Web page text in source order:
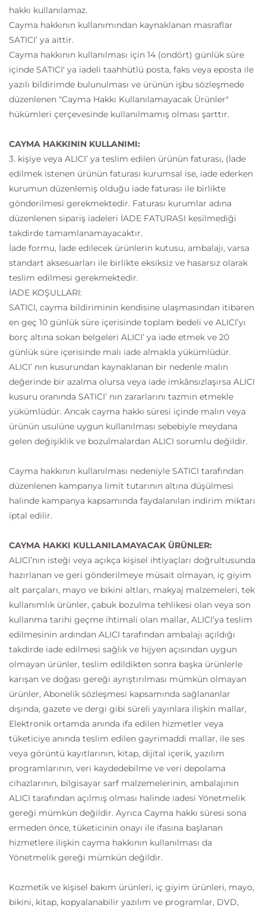
hakkı kullanılamaz.
Cayma hakkının kullanımından kaynaklanan masraflar
SATICI’ ya aittir.
Cayma hakkının kullanılması için 14 (ondört) günlük süre
içinde SATICI' ya iadeli taahhütlü posta, faks veya eposta ile
yazılı bildirimde bulunulması ve ürünün işbu sözleşmede
düzenlenen "Cayma Hakkı Kullanılamayacak Ürünler"
hükümleri çerçevesinde kullanılmamış olması şarttır.
CAYMA HAKKININ KULLANIMI:
3. kişiye veya ALICI’ ya teslim edilen ürünün faturası, (İade
edilmek istenen ürünün faturası kurumsal ise, iade ederken
kurumun düzenlemiş olduğu iade faturası ile birlikte
gönderilmesi gerekmektedir. Faturası kurumlar adına
düzenlenen sipariş iadeleri İADE FATURASI kesilmediği
takdirde tamamlanamayacaktır.
İade formu, İade edilecek ürünlerin kutusu, ambalajı, varsa
standart aksesuarları ile birlikte eksiksiz ve hasarsız olarak
teslim edilmesi gerekmektedir.
İADE KOŞULLARI:
SATICI, cayma bildiriminin kendisine ulaşmasından itibaren
en geç 10 günlük süre içerisinde toplam bedeli ve ALICI’yı
borç altına sokan belgeleri ALICI’ ya iade etmek ve 20
günlük süre içerisinde malı iade almakla yükümlüdür.
ALICI’ nın kusurundan kaynaklanan bir nedenle malın
değerinde bir azalma olursa veya iade imkânsızlaşırsa ALICI
kusuru oranında SATICI’ nın zararlarını tazmin etmekle
yükümlüdür. Ancak cayma hakkı süresi içinde malın veya
ürünün usulüne uygun kullanılması sebebiyle meydana
gelen değişiklik ve bozulmalardan ALICI sorumlu değildir.
Cayma hakkının kullanılması nedeniyle SATICI tarafından
düzenlenen kampanya limit tutarının altına düşülmesi
halinde kampanya kapsamında faydalanılan indirim miktarı
iptal edilir.
CAYMA HAKKI KULLANILAMAYACAK ÜRÜNLER:
ALICI’nın isteği veya açıkça kişisel ihtiyaçları doğrultusunda
hazırlanan ve geri gönderilmeye müsait olmayan, iç giyim
alt parçaları, mayo ve bikini altları, makyaj malzemeleri, tek
kullanımlık ürünler, çabuk bozulma tehlikesi olan veya son
kullanma tarihi geçme ihtimali olan mallar, ALICI’ya teslim
edilmesinin ardından ALICI tarafından ambalajı açıldığı
takdirde iade edilmesi sağlık ve hijyen açısından uygun
olmayan ürünler, teslim edildikten sonra başka ürünlerle
karışan ve doğası gereği ayrıştırılması mümkün olmayan
ürünler, Abonelik sözleşmesi kapsamında sağlananlar
dışında, gazete ve dergi gibi süreli yayınlara ilişkin mallar,
Elektronik ortamda anında ifa edilen hizmetler veya
tüketiciye anında teslim edilen gayrimaddi mallar, ile ses
veya görüntü kayıtlarının, kitap, dijital içerik, yazılım
programlarının, veri kaydedebilme ve veri depolama
cihazlarının, bilgisayar sarf malzemelerinin, ambalajının
ALICI tarafından açılmış olması halinde iadesi Yönetmelik
gereği mümkün değildir. Ayrıca Cayma hakkı süresi sona
ermeden önce, tüketicinin onayı ile ifasına başlanan
hizmetlere ilişkin cayma hakkının kullanılması da
Yönetmelik gereği mümkün değildir.
Kozmetik ve kişisel bakım ürünleri, iç giyim ürünleri, mayo,
bikini, kitap, kopyalanabilir yazılım ve programlar, DVD,